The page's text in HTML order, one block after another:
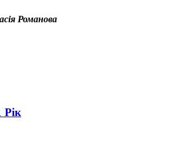
Романова
Рік